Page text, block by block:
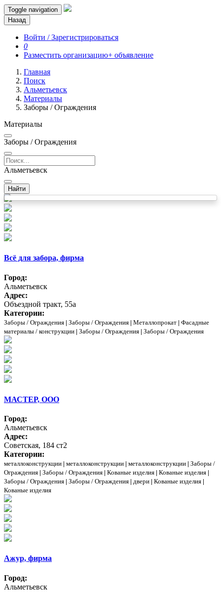
Toggle navigation
Назад
Войти / Зарегистрироваться
0
Разместить организацию+ объявление
Главная
Поиск
Альметьевск
Материалы
Заборы / Ограждения
Материалы
Заборы / Ограждения
Альметьевск
Найти
Всё для забора, фирма
Город:
Альметьевск
Адрес:
Объездной тракт, 55а
Категории:
Заборы / Ограждения | Заборы / Ограждения | Металлопрокат | Фасадные
материалы / конструкции | Заборы / Ограждения | Заборы / Ограждения
МАСТЕР, ООО
Город:
Альметьевск
Адрес:
Советская, 184 ст2
Категории:
металлоконструкции | металлоконструкции | металлоконструкции | Заборы /
Ограждения | Заборы / Ограждения | Кованые изделия | Кованые изделия |
Заборы / Ограждения | Заборы / Ограждения | двери | Кованые изделия |
Кованые изделия
Ажур, фирма
Город:
Альметьевск